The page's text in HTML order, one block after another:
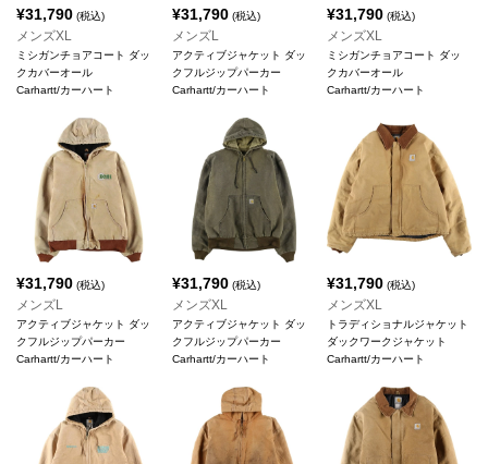
¥31,790 (税込)
メンズXL
ミシガンチョアコート ダッ
クカバーオール
Carhartt/カーハート
¥31,790(税込)
メンズL
アクティブジャケット ダッ
クフルジップパーカー
Carhartt/カーハート
¥31,790 (税込)
メンズXL
ミシガンチョアコート ダッ
クカバーオール
Carhartt/カーハート
¥31,790 (税込)
メンズL
アクティブジャケット ダッ
クフルジップパーカー
Carhartt/カーハート
¥31,790(税込)
メンズXL
アクティブジャケット ダッ
クフルジップパーカー
Carhartt/カーハート
¥31,790 (税込)
メンズXL
トラディショナルジャケット
ダックワークジャケット
Carhartt/カーハート